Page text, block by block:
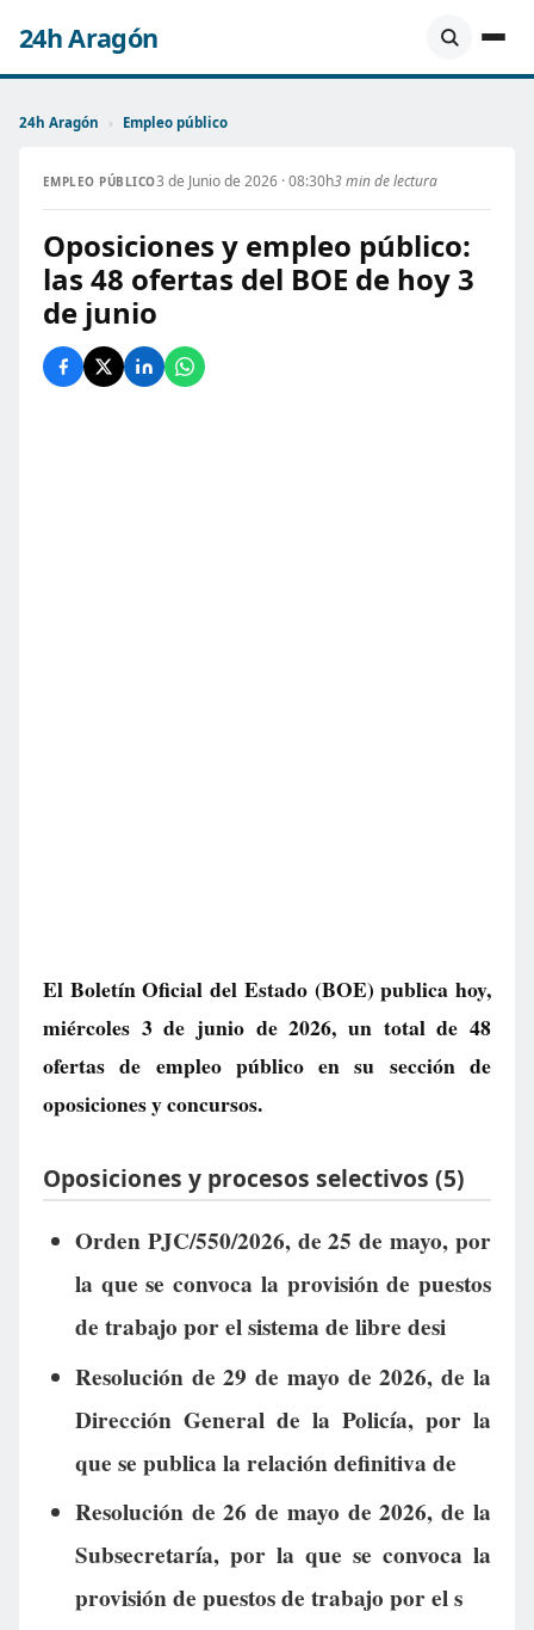
24h Aragón
24h Aragón › Empleo público
EMPLEO PÚBLICO3 de Junio de 2026 · 08:30h3 min de lectura
Oposiciones y empleo público:
las 48 ofertas del BOE de hoy 3
de junio
El Boletín Oficial del Estado (BOE) publica hoy,
miércoles 3 de junio de 2026, un total de 48
ofertas de empleo públicoen su sección de
oposiciones y concursos.
Oposiciones y procesos selectivos (5)
Orden PJC/550/2026, de 25 de mayo, por
la que se convoca la provisión de puestos
de trabajo por el sistema de libre desi
Resolución de 29 de mayo de 2026, de la
Dirección General de la Policía, por la
que se publica la relación definitiva de
Resolución de 26 de mayo de 2026, de la
Subsecretaría, por la que se convoca la
provisión de puestos de trabajo por el s